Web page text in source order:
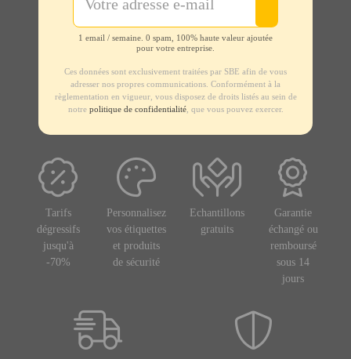
1 email / semaine. 0 spam, 100% haute valeur ajoutée
pour votre entreprise.
Ces données sont exclusivement traitées par SBE afin de vous
adresser nos propres communications. Conformément à la
règlementation en vigueur, vous disposez de droits listés au sein de
notre politique de confidentialité, que vous pouvez exercer.
Tarifs
dégressifs
jusqu'à
-70%
Personnalisez
vos étiquettes
et produits
de sécurité
Echantillons
gratuits
Garantie
échangé ou
remboursé
sous 14
jours